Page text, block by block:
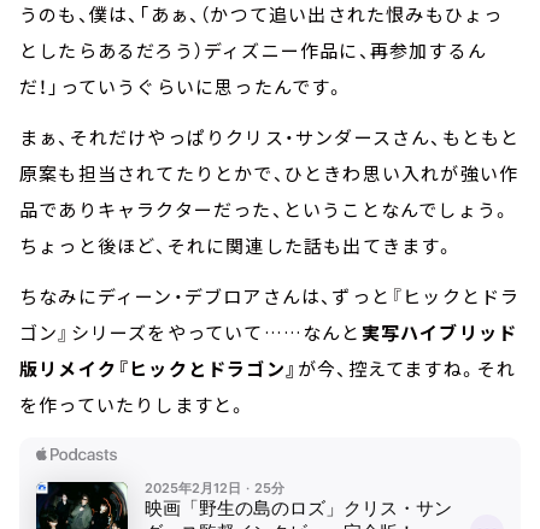
うのも、僕は、「あぁ、（かつて追い出された恨みもひょっ
としたらあるだろう）ディズニー作品に、再参加するん
だ！」っていうぐらいに思ったんです。
まぁ、それだけやっぱりクリス・サンダースさん、もともと
原案も担当されてたりとかで、ひときわ思い入れが強い作
品でありキャラクターだった、ということなんでしょう。
ちょっと後ほど、それに関連した話も出てきます。
ちなみにディーン・デブロアさんは、ずっと『ヒックとドラ
ゴン』シリーズをやっていて……なんと 実写ハイブリッド
版リメイク『ヒックとドラゴン』 が今、控えてますね。それ
を作っていたりしますと。